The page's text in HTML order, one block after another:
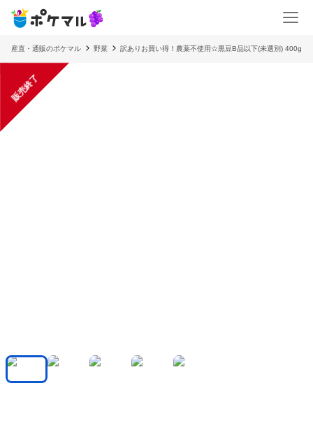
産直・通販のポケマル 野菜 訳ありお買い得！農薬不使用☆黒豆B品以下(未選別) 400g
販売終了